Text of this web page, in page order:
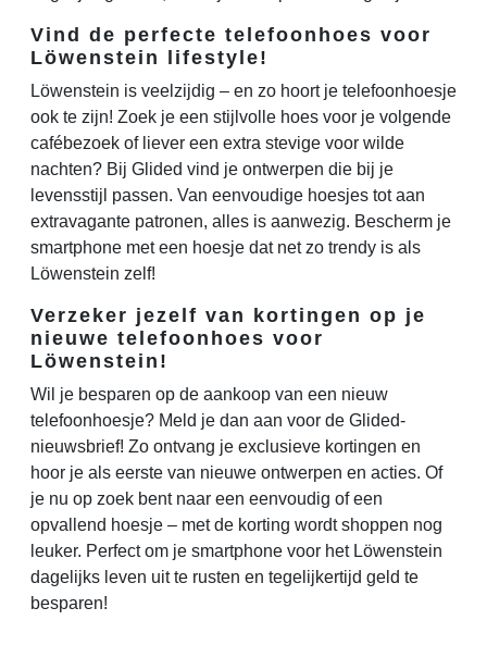
Vind de perfecte telefoonhoes voor
Löwenstein lifestyle!
Löwenstein is veelzijdig – en zo hoort je telefoonhoesje
ook te zijn! Zoek je een stijlvolle hoes voor je volgende
cafébezoek of liever een extra stevige voor wilde
nachten? Bij Glided vind je ontwerpen die bij je
levensstijl passen. Van eenvoudige hoesjes tot aan
extravagante patronen, alles is aanwezig. Bescherm je
smartphone met een hoesje dat net zo trendy is als
Löwenstein zelf!
Verzeker jezelf van kortingen op je
nieuwe telefoonhoes voor
Löwenstein!
Wil je besparen op de aankoop van een nieuw
telefoonhoesje? Meld je dan aan voor de Glided-
nieuwsbrief! Zo ontvang je exclusieve kortingen en
hoor je als eerste van nieuwe ontwerpen en acties. Of
je nu op zoek bent naar een eenvoudig of een
opvallend hoesje – met de korting wordt shoppen nog
leuker. Perfect om je smartphone voor het Löwenstein
dagelijks leven uit te rusten en tegelijkertijd geld te
besparen!